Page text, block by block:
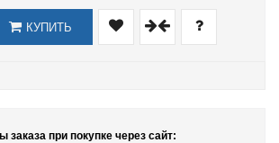
КУПИТЬ
заказа при покупке через сайт: